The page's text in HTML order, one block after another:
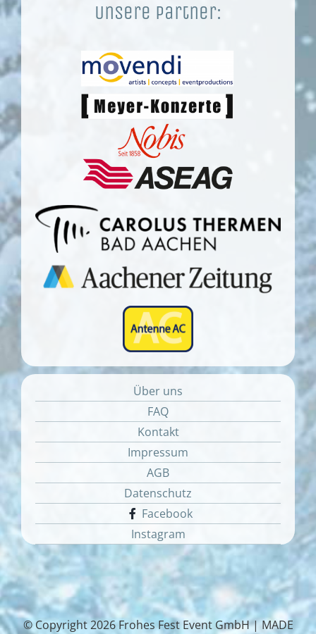
Unsere Partner:
Über uns
FAQ
Kontakt
Impressum
AGB
Datenschutz
Facebook
Instagram
© Copyright2026 Frohes Fest Event GmbH |MADE